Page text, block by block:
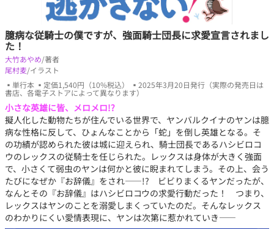
臆病な従騎士の僕ですが、強面騎士団長に求愛宣言されまし
た！
大竹あやめ/著者
尾村麦/イラスト
▪単行本 ▪定価1,540円（10%税込） ▪2025年3月20日発行（実際の発売日は
書店、各電子ストアによって異なります）
小さな英雄に皆、メロメロ!?
擬人化した動物たちが住んでいる世界で、ヤンバルクイナのヤンは臆
病な性格に反して、ひょんなことから「蛇」を倒し英雄となる。そ
の功績が認められた彼は城に迎えられ、騎士団長であるハシビロコ
ウのレックスの従騎士を任じられた。レックスは身体が大きく強面
で、小さくて弱虫のヤンは何かと彼に睨まれてしまう。その上、会う
たびになぜか『お辞儀』をされ――!? ビビりまくるヤンだったが、
なんとその『お辞儀』はハシビロコウの求愛行動だった！ つまり、
レックスはヤンのことを溺愛しまくっていたのだ。そんなレックス
のわかりにくい愛情表現に、ヤンは次第に惹かれていき――